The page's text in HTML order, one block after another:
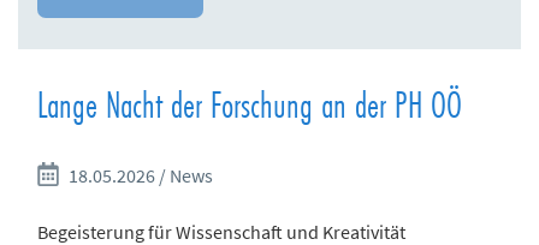
Lange Nacht der Forschung an der PH OÖ
18.05.2026 / News
Begeisterung für Wissenschaft und Kreativität